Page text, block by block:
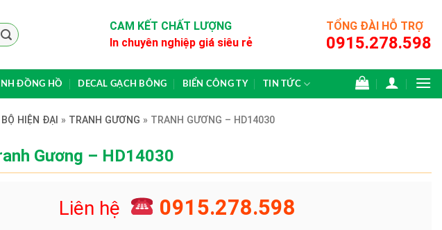
CAM KẾT CHẤT LƯỢNG
In chuyên nghiệp giá siêu rẻ
TỔNG ĐÀI HỖ TRỢ
0915.278.598
ĐỒNG HỒ DECAL GẠCH BÔNG BIỂN CÔNG TY TIN TỨC
HIỆN ĐẠI » TRANH GƯƠNG » TRANH GƯƠNG – HD14030
Gương – HD14030
Liên hệ 0915.278.598